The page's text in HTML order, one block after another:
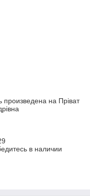
на Пріват
в наличии